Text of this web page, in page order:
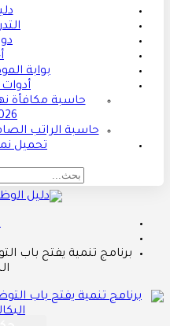
بوابة
حاسبة مكافأة
2026| اغتنم
حاسبة الراتب
تحميل
برنامج تنمية يفتح باب